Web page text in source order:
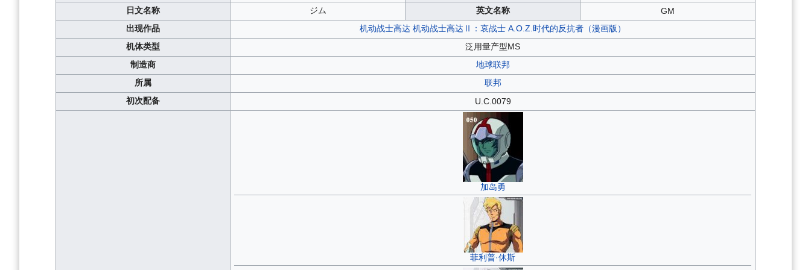
日文名称 ジム 英文名称
GM
出现作品
机动战士高达 机动战士高达Ⅱ：哀战士 A.O.Z.时代的反抗者（漫画版）
机体类型
泛用量产型MS
制造商
地球联邦
所属
联邦
初次配备
U.C.0079
加岛勇
菲利普·休斯